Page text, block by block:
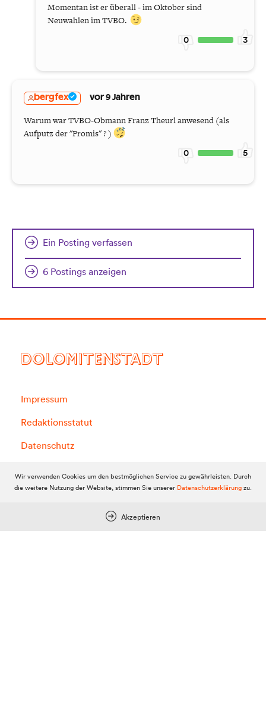
Momentan ist er überall - im Oktober sind
Neuwahlen im TVBO.
0 3
bergfex vor 9 Jahren
Warum war TVBO-Obmann Franz Theurl anwesend (als
Aufputz der "Promis" ? )
0 5
Ein Posting verfassen
6 Postings anzeigen
DOLOMITENSTADT
Impressum
Redaktionsstatut
Datenschutz
Wir verwenden Cookies um den bestmöglichen Service zu gewährleisten. Durch
die weitere Nutzung der Website, stimmen Sie unserer Datenschutzerklärungzu.
Akzeptieren